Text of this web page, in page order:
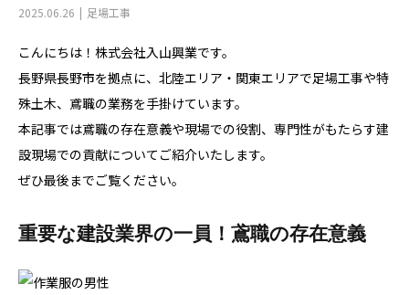
2025.06.26 足場工事
こんにちは！株式会社入山興業です。
長野県長野市を拠点に、北陸エリア・関東エリアで足場工事や特
殊土木、鳶職の業務を手掛けています。
本記事では鳶職の存在意義や現場での役割、専門性がもたらす建
設現場での貢献についてご紹介いたします。
ぜひ最後までご覧ください。
重要な建設業界の一員！鳶職の存在意義